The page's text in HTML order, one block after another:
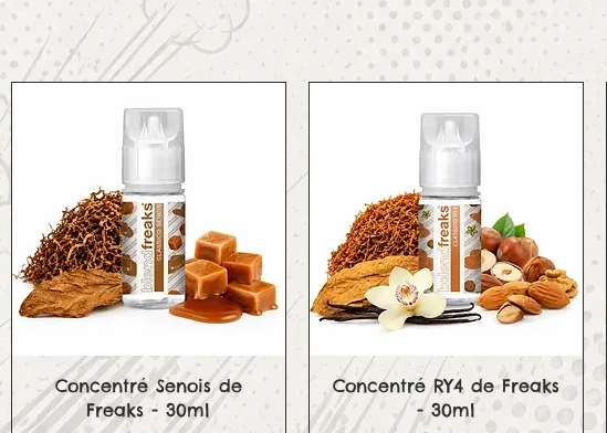
Aperçu rapide
Concentré Senois de
Freaks - 30ml
Aperçu rapide
Concentré RY4 de Freaks
- 30ml